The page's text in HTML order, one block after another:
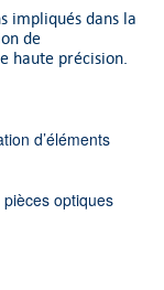
impliqués dans la
de
haute précision.
d’éléments
optiques